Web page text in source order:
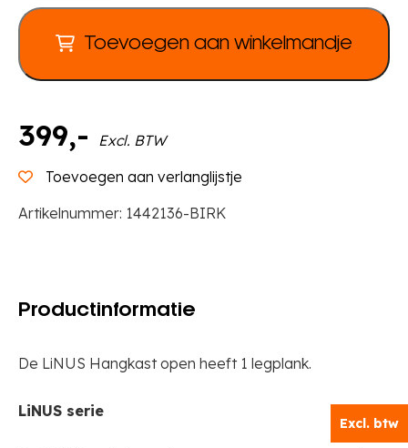
Excl. btw
399,- Excl. BTW
aantal
Toevoegen aan winkelmandje
Toevoegen aan verlanglijstje
Artikelnummer: 1442136-BIRK
Productinformatie
De LiNUS Hangkast open heeft 1 legplank.
LiNUS serie